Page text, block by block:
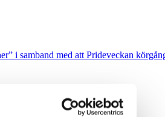
i samband med att Prideveckan